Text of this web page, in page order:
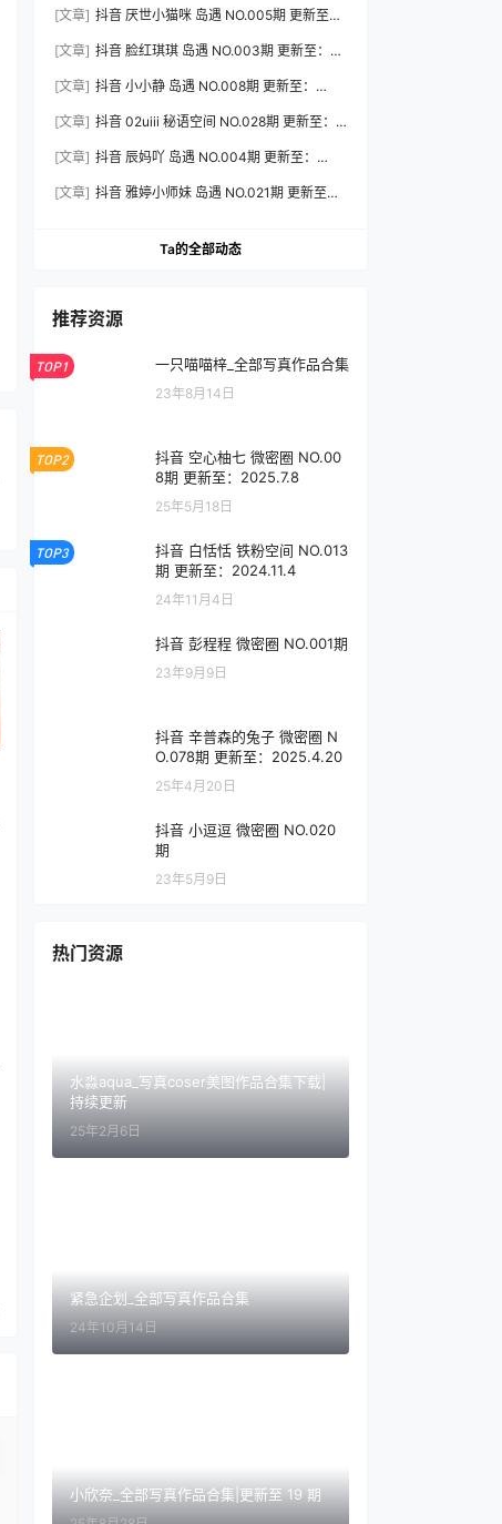
[文章] 抖音 厌世小猫咪 岛遇 NO.005期 更新至：
[文章] 抖音 脸红琪琪 岛遇 NO.003期 更新至：
[文章] 抖音 小小静 岛遇 NO.008期 更新至：
[文章] 抖音 02uiii 秘语空间 NO.028期 更新至：
[文章] 抖音 辰妈吖 岛遇 NO.004期 更新至：
[文章] 抖音 雅婷小师妹 岛遇 NO.021期 更新至：
Ta的全部动态
推荐资源
TOP1 一只喵喵梓_全部写真作品合集
23年8月14日
TOP2
抖音 空心柚七 微密圈 NO.00
8期 更新至：2025.7.8
25年5月18日
TOP3
抖音 白恬恬 铁粉空间 NO.013
期 更新至：2024.11.4
24年11月4日
抖音 彭程程 微密圈 NO.001期
23年9月9日
抖音 辛普森的兔子 微密圈 N
O.078期 更新至：2025.4.20
25年4月20日
抖音 小逗逗 微密圈 NO.020
期
23年5月9日
热门资源
水淼aqua_写真coser美图作品合集下载|
持续更新
25年2月6日
紧急企划_全部写真作品合集
24年10月14日
小欣奈_全部写真作品合集|更新至 19 期